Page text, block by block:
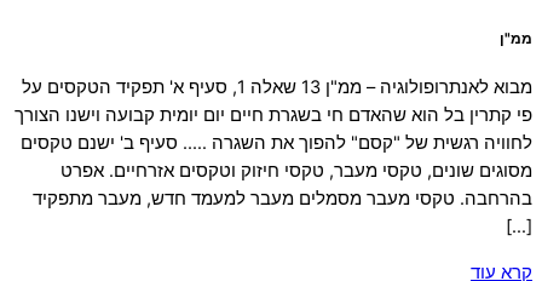
ממ"ן
מבוא לאנתרופולוגיה – ממ"ן 13 שאלה 1, סעיף א' תפקיד הטקסים על
פי קתרין בל הוא שהאדם חי בשגרת חיים יום יומית קבועה וישנו הצורך
לחוויה רגשית של "קסם" להפוך את השגרה ….. סעיף ב' ישנם טקסים
מסוגים שונים, טקסי מעבר, טקסי חיזוק וטקסים אזרחיים. אפרט
בהרחבה. טקסי מעבר מסמלים מעבר למעמד חדש, מעבר מתפקיד
[…]
קרא עוד